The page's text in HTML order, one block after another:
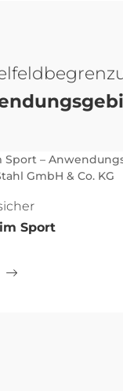
Sport